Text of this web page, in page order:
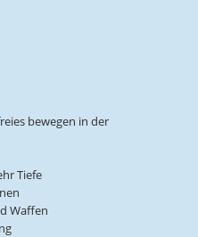
bewegen in der
Tiefe
Waffen